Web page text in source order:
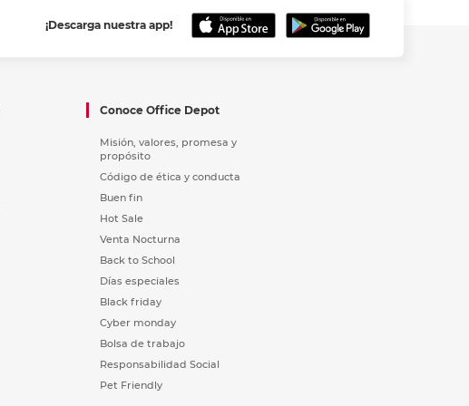
¡Descarga nuestra app!
Conoce Office Depot
Misión, valores, promesa y
propósito
Código de ética y conducta
Buen fin
Hot Sale
Venta Nocturna
Back to School
Días especiales
Black friday
Cyber monday
Bolsa de trabajo
Responsabilidad Social
Pet Friendly